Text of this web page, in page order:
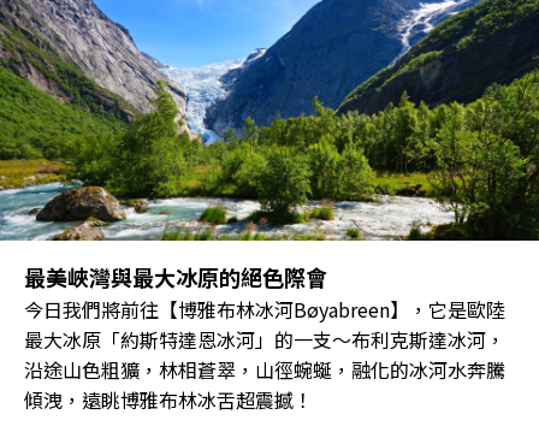
最美峽灣與最大冰原的絕色際會
今日我們將前往【博雅布林冰河Bøyabreen】，它是歐陸
最大冰原「約斯特達恩冰河」的一支～布利克斯達冰河，
沿途山色粗獷，林相蒼翠，山徑蜿蜒，融化的冰河水奔騰
傾洩，遠眺博雅布林冰舌超震撼！